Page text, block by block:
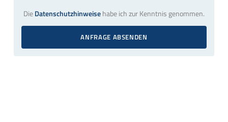
DieDatenschutzhinweisehabe ich zur Kenntnis genommen.
ANFRAGE ABSENDEN